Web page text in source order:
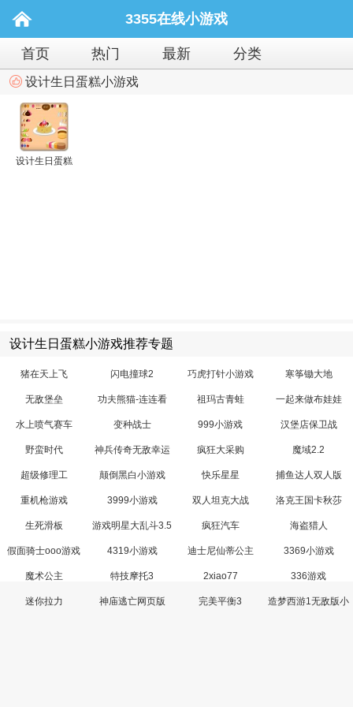
3355在线小游戏
首页 热门 最新 分类
设计生日蛋糕小游戏
设计生日蛋糕
设计生日蛋糕小游戏推荐专题
猪在天上飞 闪电撞球2 巧虎打针小游戏 寒筝锄大地
无敌堡垒 功夫熊猫-连连看 祖玛古青蛙 一起来做布娃娃
水上喷气赛车 变种战士 999小游戏 汉堡店保卫战
野蛮时代
神兵传奇无敌幸运
版4399
疯狂大采购 魔域2.2
超级修理工 颠倒黑白小游戏 快乐星星 捕鱼达人双人版
重机枪游戏 3999小游戏 双人坦克大战 洛克王国卡秋莎
生死滑板 游戏明星大乱斗3.5 疯狂汽车 海盗猎人
假面骑士ooo游戏 4319小游戏 迪士尼仙蒂公主 3369小游戏
魔术公主 特技摩托3 2xiao77 336游戏
迷你拉力 神庙逃亡网页版 完美平衡3
造梦西游1无敌版小